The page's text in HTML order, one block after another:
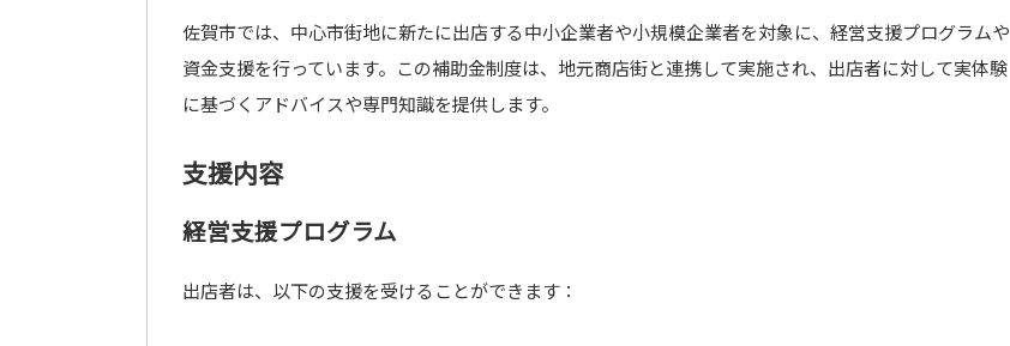
佐賀市では、中心市街地に新たに出店する中小企業者や小規模企業者を対象に、経営支援プログラムや
資金支援を行っています。この補助金制度は、地元商店街と連携して実施され、出店者に対して実体験
に基づくアドバイスや専門知識を提供します。
支援内容
経営支援プログラム
出店者は、以下の支援を受けることができます：